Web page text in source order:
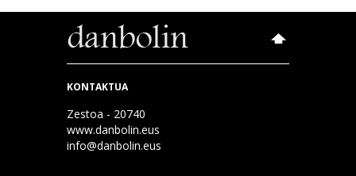
KONTAKTUA
Zestoa - 20740
www.danbolin.eus
info@danbolin.eus